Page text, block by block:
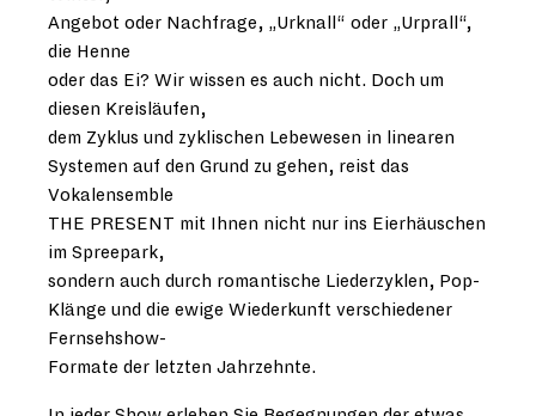
Angebot oder Nachfrage, „Urknall“ oder „Urprall“,
die Henne
oder das Ei? Wir wissen es auch nicht. Doch um
diesen Kreisläufen,
dem Zyklus und zyklischen Lebewesen in linearen
Systemen auf den Grund zu gehen, reist das
Vokalensemble
THE PRESENT mit Ihnen nicht nur ins Eierhäuschen
im Spreepark,
sondern auch durch romantische Liederzyklen, Pop-
Klänge und die ewige Wiederkunft verschiedener
Fernsehshow-
Formate der letzten Jahrzehnte.